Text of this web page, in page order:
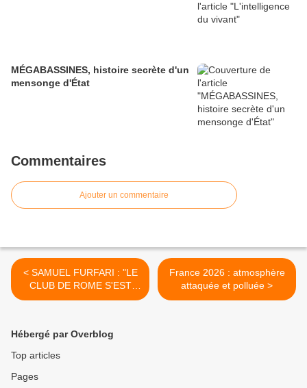
MÉGABASSINES, histoire secrète d'un
mensonge d'État
Commentaires
Ajouter un commentaire
< SAMUEL FURFARI : "LE
CLUB DE ROME S'EST
TOTALEMENT TROMPÉ"
France 2026 : atmosphère
attaquée et polluée >
Hébergé par Overblog
Top articles
Pages